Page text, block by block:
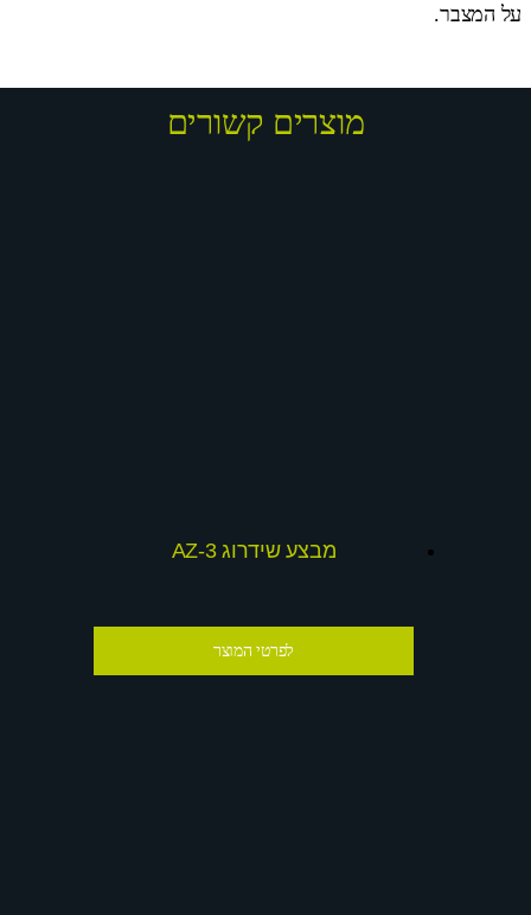
על המצבר.
מוצרים קשורים
מבצע שידרוג AZ-3
לפרטי המוצר